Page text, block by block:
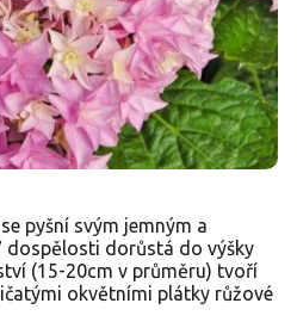
pyšní svým jemným a
dospělosti dorůstá do výšky
(15-20cm v průměru) tvoří
okvětními plátky růžové